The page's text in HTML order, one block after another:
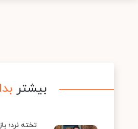
بیشتر
تخته نرد؛